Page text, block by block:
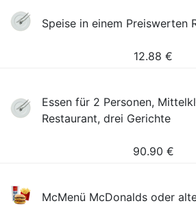
Speise in einem Preiswerten
12.88 €
Essen für 2 Personen,
Restaurant, drei Gerichte
90.90 €
McMenü McDonalds oder